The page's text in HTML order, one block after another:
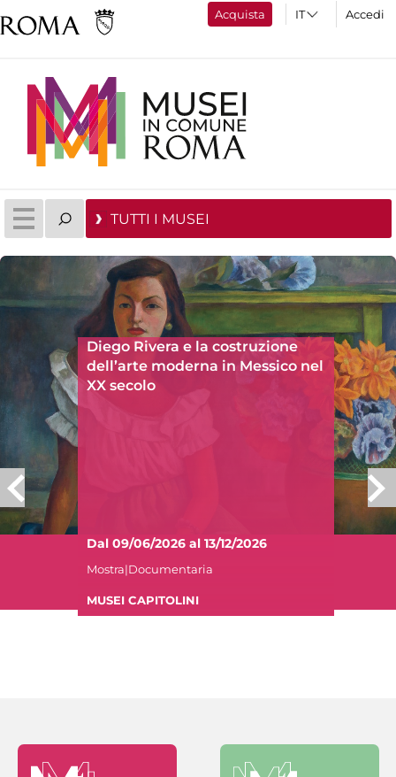
Acquista Accedi
TUTTI I MUSEI
Diego Rivera e la costruzione
dell’arte moderna in Messico nel
XX secolo
Dal 09/06/2026 al 13/12/2026
Mostra|Documentaria
MUSEI CAPITOLINI